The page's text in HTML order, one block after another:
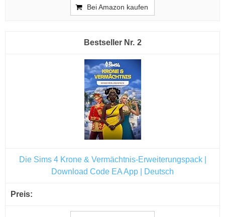
Bei Amazon kaufen
2
Die Sims 4 Krone & Vermächtnis-Erweiterungspack |
Download Code EA App | Deutsch